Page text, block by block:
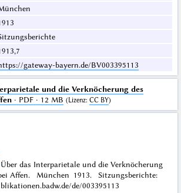
gateway-bayern.de/BV003395113
und die Verknöcherung des
· PDF · 12 MB (Lizenz: CC BY)
das Interparietale und die Verknöcherung
Affen. München 1913. Sitzungsberichte:
de/003395113